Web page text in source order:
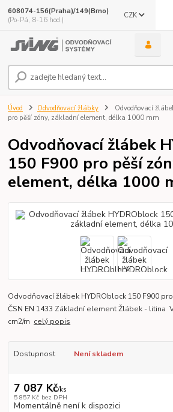
CZK
608074-156(Praha)/149(Brno)
(Po-Pá, 8-16 hod.)
Úvod Odvodňovací žlábky
Odvodňovací
pro pěší zóny, základní element, délka 1000 mm
Odvodňovací žlábek
150 F900 pro pěší
element, délka 1000
Odvodňovací žlábek HYDROblock 150 F900
ČSN EN 1433 Základní element Žlábek - litina
cm2/m celý popis
Dostupnost Není skladem
7 087 Kč/ks
5 857 Kč bez DPH
Momentálně není k dispozici